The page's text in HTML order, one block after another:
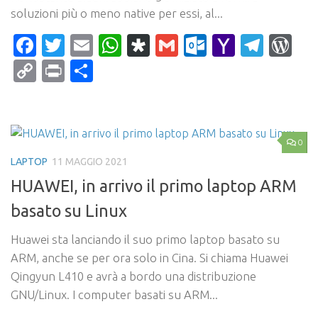
soluzioni più o meno native per essi, al...
Facebook
Twitter
EmailWhatsApp
Diaspora
Gmail Yahoo
CopyPrint
0
LAPTOP 11 MAGGIO 2021
HUAWEI, in arrivo il primo laptop ARM
basato su Linux
Huawei sta lanciando il suo primo laptop basato su
ARM, anche se per ora solo in Cina. Si chiama Huawei
Qingyun L410 e avrà a bordo una distribuzione
GNU/Linux. I computer basati su ARM...